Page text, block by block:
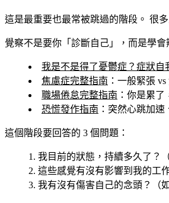
這是最重要也最常被跳過的階段。 很
覺察不是要你「診斷自己」，而是學
我是不是得了憂鬱症？症狀自
焦慮症完整指南 ：一般緊張
職場倦怠完整指南 ：你是累了
恐慌發作指南 ：突然心跳加
這個階段要回答的 3 個問題：
我目前的狀態，持續多久了？
這些感覺有沒有影響到我的工
我有沒有傷害自己的念頭？（